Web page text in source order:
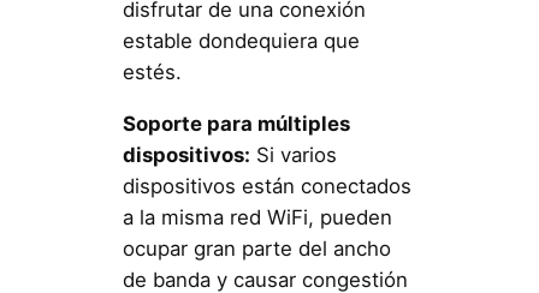
disfrutar de una conexión
estable dondequiera que
estés.
Soporte para múltiples
dispositivos: Si varios
dispositivos están conectados
a la misma red WiFi, pueden
ocupar gran parte del ancho
de banda y causar congestión